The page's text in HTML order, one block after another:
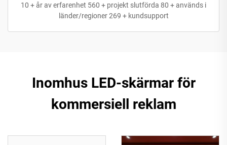
10 + år av erfarenhet 560 + projekt slutförda 80 + används i
länder/regioner 269 + kundsupport
Inomhus LED-skärmar för
kommersiell reklam